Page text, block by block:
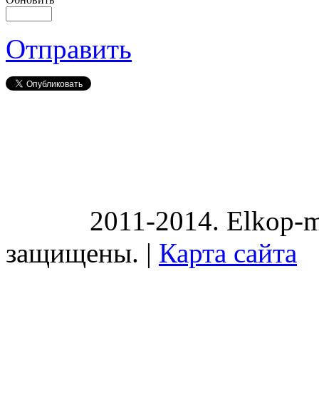
Отправить
2011-2014. Elkop-
защищены. | Карта сайта